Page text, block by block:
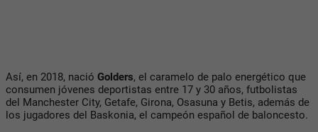
Así, en 2018, nació Golders, el caramelo de palo energético que
consumen jóvenes deportistas entre 17 y 30 años, futbolistas
del Manchester City, Getafe, Girona, Osasuna y Betis, además de
los jugadores del Baskonia, el campeón español de baloncesto.